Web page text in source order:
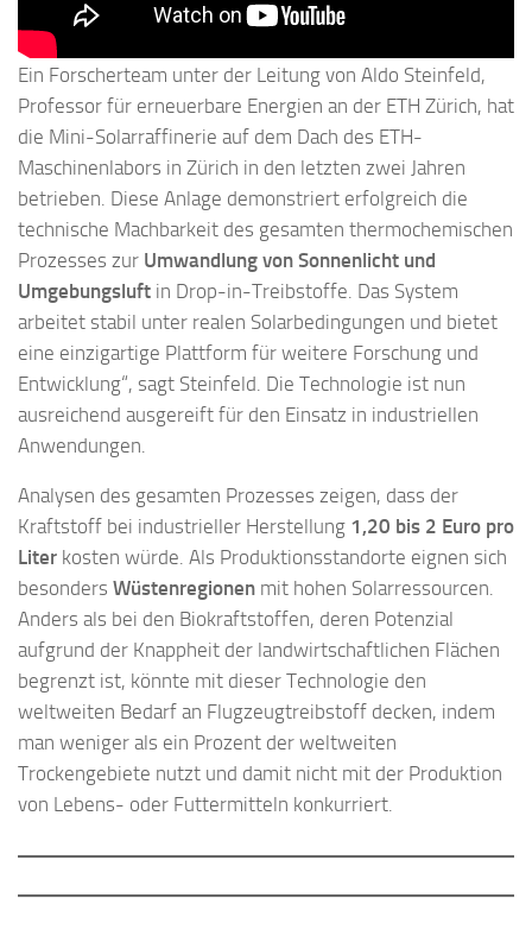
Ein Forscherteam unter der Leitung von Aldo Steinfeld,
Professor für erneuerbare Energien an der ETH Zürich, hat
die Mini-Solarraffinerie auf dem Dach des ETH-
Maschinenlabors in Zürich in den letzten zwei Jahren
betrieben. Diese Anlage demonstriert erfolgreich die
technische Machbarkeit des gesamten thermochemischen
Prozesses zur Umwandlung von Sonnenlicht und
Umgebungsluft in Drop-in-Treibstoffe. Das System
arbeitet stabil unter realen Solarbedingungen und bietet
eine einzigartige Plattform für weitere Forschung und
Entwicklung“, sagt Steinfeld. Die Technologie ist nun
ausreichend ausgereift für den Einsatz in industriellen
Anwendungen.
Analysen des gesamten Prozesses zeigen, dass der
Kraftstoff bei industrieller Herstellung 1,20 bis 2 Euro pro
Liter kosten würde. Als Produktionsstandorte eignen sich
besonders Wüstenregionen mit hohen Solarressourcen.
Anders als bei den Biokraftstoffen, deren Potenzial
aufgrund der Knappheit der landwirtschaftlichen Flächen
begrenzt ist, könnte mit dieser Technologie den
weltweiten Bedarf an Flugzeugtreibstoff decken, indem
man weniger als ein Prozent der weltweiten
Trockengebiete nutzt und damit nicht mit der Produktion
von Lebens- oder Futtermitteln konkurriert.